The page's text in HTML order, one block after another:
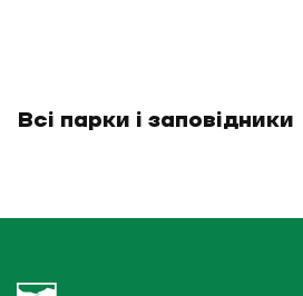
Всі парки і заповідники